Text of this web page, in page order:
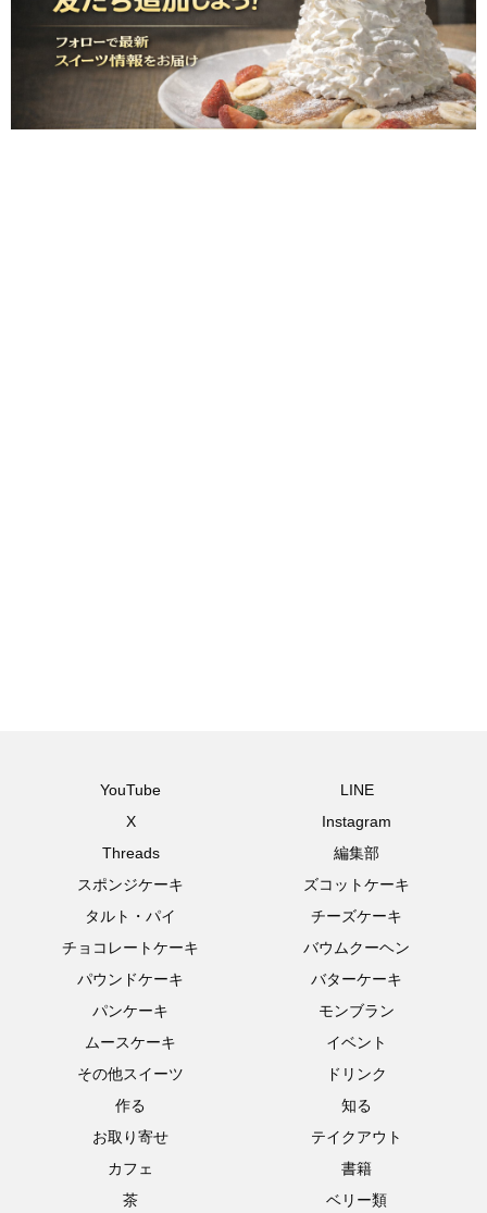
YouTube
LINE
X
Instagram
Threads
編集部
スポンジケーキ
ズコットケーキ
タルト・パイ
チーズケーキ
チョコレートケーキ
バウムクーヘン
パウンドケーキ
バターケーキ
パンケーキ
モンブラン
ムースケーキ
イベント
その他スイーツ
ドリンク
作る
知る
お取り寄せ
テイクアウト
カフェ
書籍
茶
ベリー類